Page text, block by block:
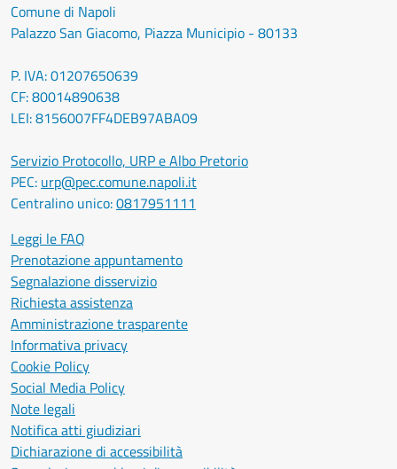
Comune di Napoli
Palazzo San Giacomo, Piazza Municipio - 80133
P. IVA: 01207650639
CF: 80014890638
LEI: 8156007FF4DEB97ABA09
Servizio Protocollo, URP e Albo Pretorio
PEC: urp@pec.comune.napoli.it
Centralino unico:0817951111
Leggi le FAQ
Prenotazione appuntamento
Segnalazione disservizio
Richiesta assistenza
Amministrazione trasparente
Informativa privacy
Cookie Policy
Social Media Policy
Note legali
Notifica atti giudiziari
Dichiarazione di accessibilità